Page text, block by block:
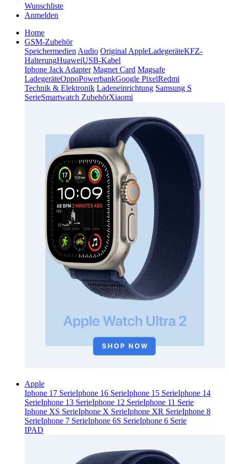
Wunschliste
Anmelden
Home
GSM-Zubehör
Speichermedien Audio Original AppleLadegeräteKFZ-
HalterungHuaweiUSB-Kabel
Iphone Jack Adapter Magnet Card Magsafe
LadegeräteOppoPowerbankGoogle PixelRedmi
Technik & Elektronik Ladeneinrichtung Samsung S
SerieSmartwatch ZubehörXiaomi
Apple
Iphone 17 SerieIphone 16 SerieIphone 15 SerieIphone 14
SerieIphone 13 SerieIphone 12 SerieIphone 11 Serie
Iphone XS SerieIphone X SerieIphone XR SerieIphone 8
SerieIphone 7 SerieIphone 6S SerieIphone 6 Serie
IPAD